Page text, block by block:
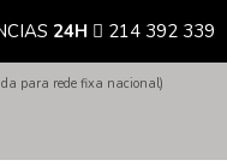
24H 214 392 339
para rede fixa nacional)